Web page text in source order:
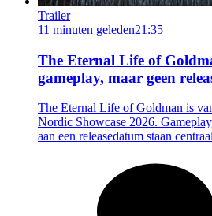
Trailer
11 minuten geleden21:35
The Eternal Life of
gameplay, maar geen
The Eternal Life of Goldman is
Nordic Showcase 2026.
aan een releasedatum staan